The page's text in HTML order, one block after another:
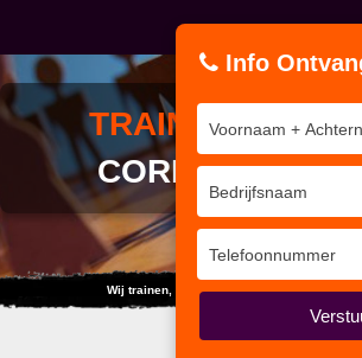
TRAINING
Wij trainen, coachen om uw performance te
Info